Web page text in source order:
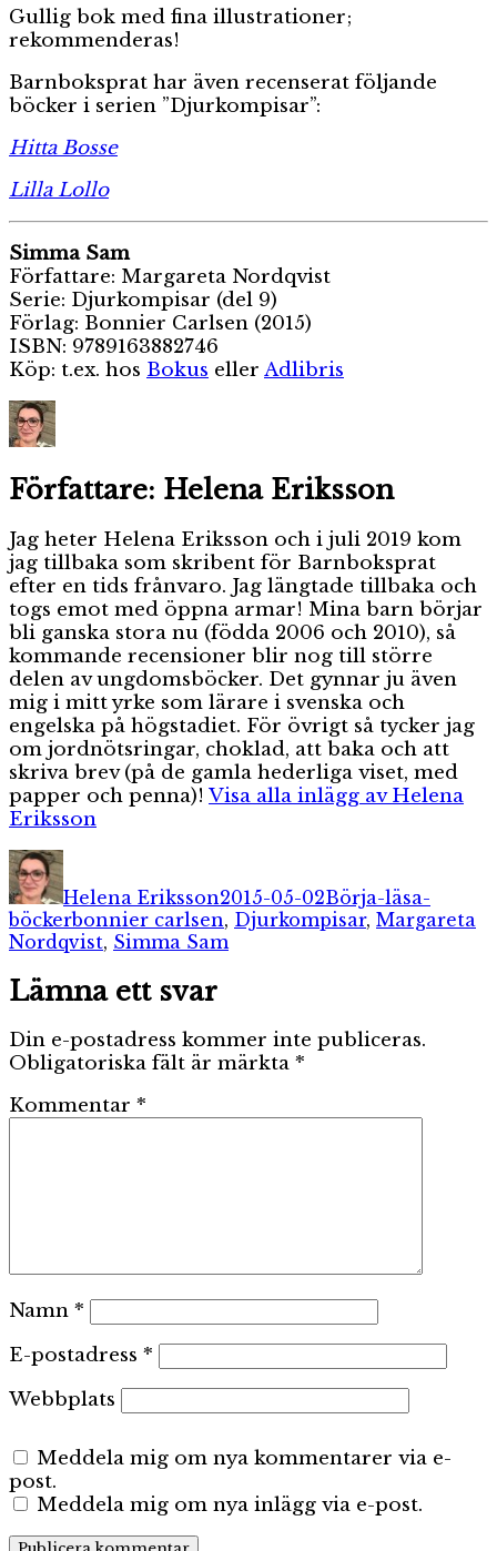
Gullig bok med fina illustrationer;
rekommenderas!
Barnboksprat har även recenserat följande
böcker i serien ”Djurkompisar”:
Hitta Bosse
Lilla Lollo
Simma Sam
Författare: Margareta Nordqvist
Serie: Djurkompisar (del 9)
Förlag: Bonnier Carlsen (2015)
ISBN: 9789163882746
Köp: t.ex. hos Bokus eller Adlibris
Författare: Helena Eriksson
Jag heter Helena Eriksson och i juli 2019 kom
jag tillbaka som skribent för Barnboksprat
efter en tids frånvaro. Jag längtade tillbaka och
togs emot med öppna armar! Mina barn börjar
bli ganska stora nu (födda 2006 och 2010), så
kommande recensioner blir nog till större
delen av ungdomsböcker. Det gynnar ju även
mig i mitt yrke som lärare i svenska och
engelska på högstadiet. För övrigt så tycker jag
om jordnötsringar, choklad, att baka och att
skriva brev (på de gamla hederliga viset, med
papper och penna)! Visa alla inlägg av Helena
Eriksson
Författare
Helena Eriksson2015-05-02Börja-läsa-
böckerEtiketter
bonnier carlsen, Djurkompisar, Margareta
Nordqvist, Simma Sam
Lämna ett svar
Din e-postadress kommer inte publiceras.
Obligatoriska fält är märkta *
Kommentar *
Namn *
E-postadress *
Webbplats
Meddela mig om nya kommentarer via e-
post.
Meddela mig om nya inlägg via e-post.